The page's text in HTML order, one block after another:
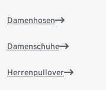
Damenhosen
Damenschuhe
Herrenpullover